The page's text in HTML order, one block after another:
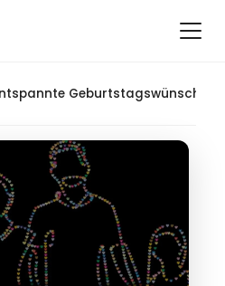
Geburtstagswünsche